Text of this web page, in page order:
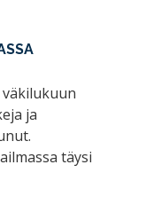
ja
täysi